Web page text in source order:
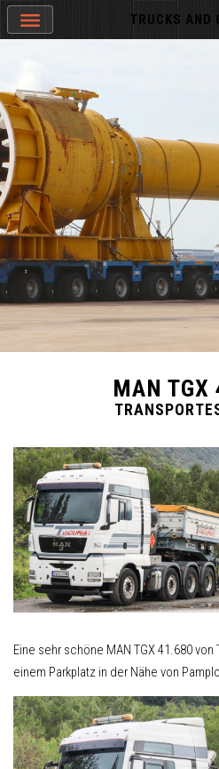
MAN TGX
Eine sehr schöne MAN TGX 41.680
einem Parkplatz in der Nähe von
TRUCKS AND